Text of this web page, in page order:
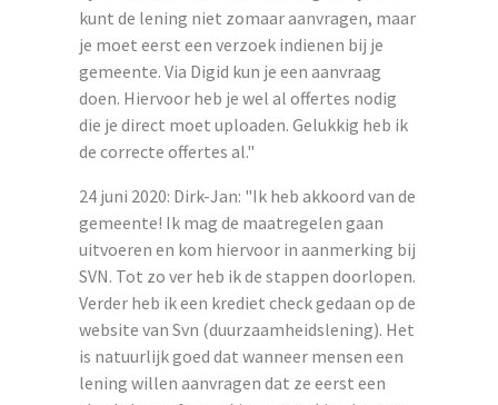
kunt de lening niet zomaar aanvragen, maar
je moet eerst een verzoek indienen bij je
gemeente. Via Digid kun je een aanvraag
doen. Hiervoor heb je wel al offertes nodig
die je direct moet uploaden. Gelukkig heb ik
de correcte offertes al."
24 juni 2020: Dirk-Jan: "Ik heb akkoord van de
gemeente! Ik mag de maatregelen gaan
uitvoeren en kom hiervoor in aanmerking bij
SVN. Tot zo ver heb ik de stappen doorlopen.
Verder heb ik een krediet check gedaan op de
website van Svn (duurzaamheidslening). Het
is natuurlijk goed dat wanneer mensen een
lening willen aanvragen dat ze eerst een